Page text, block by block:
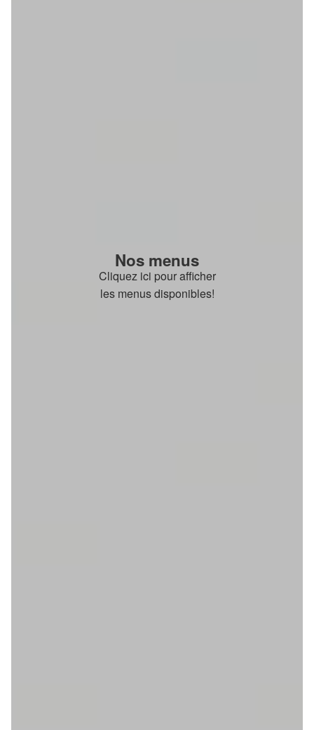
Nos menus
Cliquez ici pour afficher
les menus disponibles!